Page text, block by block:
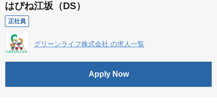
はぴね江坂（DS）
正社員
グリーンライフ株式会社 の求人一覧
Apply Now